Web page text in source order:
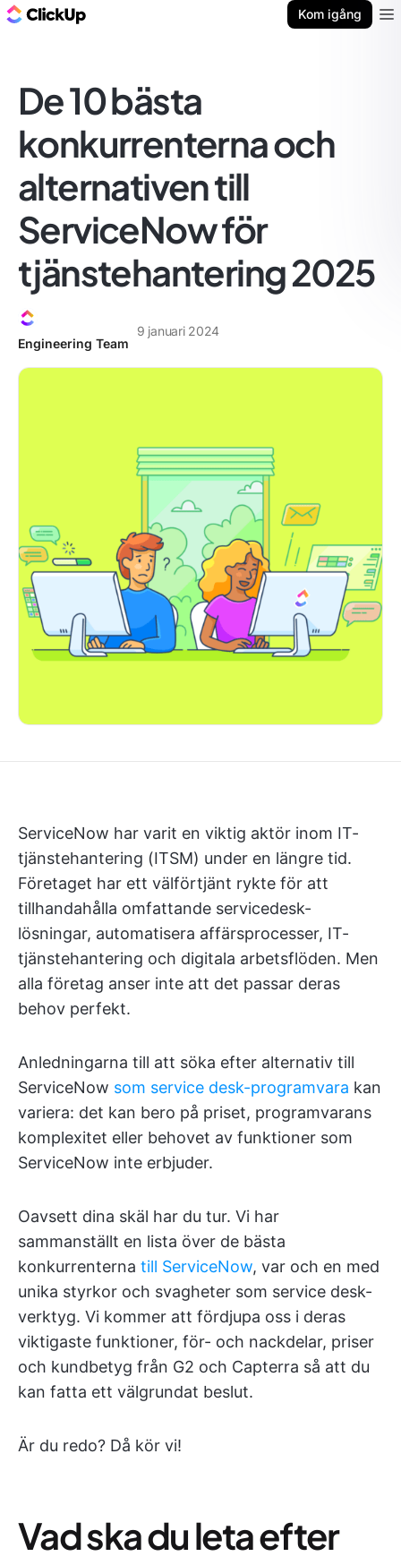
Kom igång
De 10 bästa
konkurrenterna och
alternativen till
ServiceNow för
tjänstehantering 2025
Engineering Team
9 januari 2024
ServiceNow har varit en viktig aktör inom IT-
tjänstehantering (ITSM) under en längre tid.
Företaget har ett välförtjänt rykte för att
tillhandahålla omfattande servicedesk-
lösningar, automatisera affärsprocesser, IT-
tjänstehantering och digitala arbetsflöden. Men
alla företag anser inte att det passar deras
behov perfekt.
Anledningarna till att söka efter alternativ till
ServiceNow som service desk-programvara kan
variera: det kan bero på priset, programvarans
komplexitet eller behovet av funktioner som
ServiceNow inte erbjuder.
Oavsett dina skäl har du tur. Vi har
sammanställt en lista över de bästa
konkurrenterna till ServiceNow, var och en med
unika styrkor och svagheter som service desk-
verktyg. Vi kommer att fördjupa oss i deras
viktigaste funktioner, för- och nackdelar, priser
och kundbetyg från G2 och Capterra så att du
kan fatta ett välgrundat beslut.
Är du redo? Då kör vi!
Vad ska du leta efter